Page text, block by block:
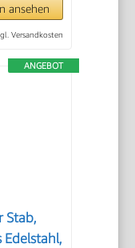
ansehen
Versandkosten
ANGEBOT
Stab,
Edelstahl,